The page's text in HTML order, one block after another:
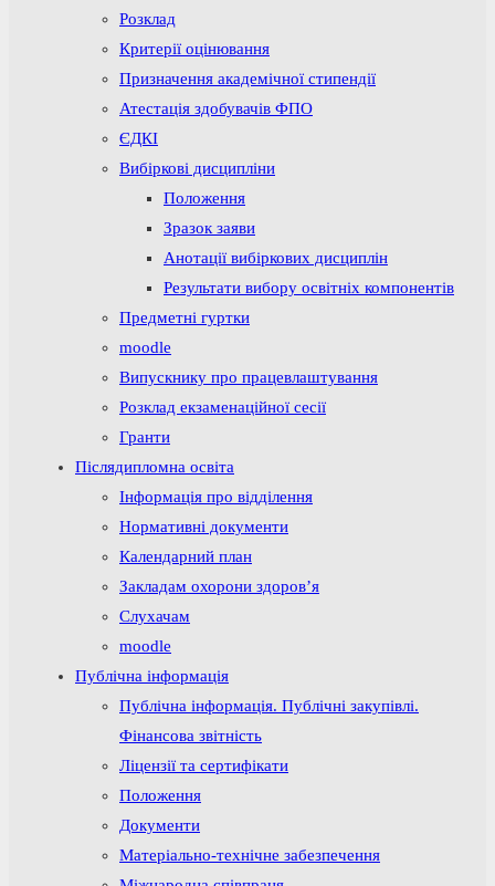
Розклад
Критерії оцінювання
Призначення академічної стипендії
Атестація здобувачів ФПО
ЄДКІ
Вибіркові дисципліни
Положення
Зразок заяви
Анотації вибіркових дисциплін
Результати вибору освітніх компонентів
Предметні гуртки
moodle
Випускнику про працевлаштування
Розклад екзаменаційної сесії
Гранти
Післядипломна освіта
Інформація про відділення
Нормативні документи
Календарний план
Закладам охорони здоров’я
Слухачам
moodle
Публічна інформація
Публічна інформація. Публічні закупівлі.
Фінансова звітність
Ліцензії та сертифікати
Положення
Документи
Матеріально-технічне забезпечення